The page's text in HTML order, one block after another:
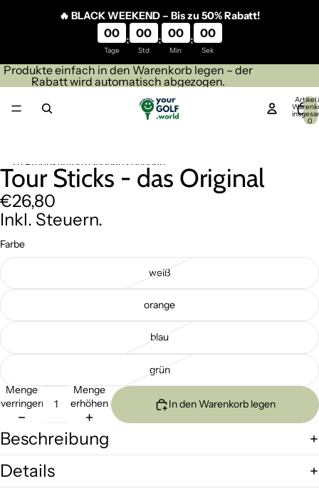
🔥 BLACK WEEKEND – Bis zu 50% Rabatt!
00
Tage
: 00
Std
: 00
Min
: 00
Sek
Produkte einfach in den Warenkorb legen – der
Rabatt wird automatisch abgezogen.
Artikel
0
Zu Produktinformationen springen
Bild
im
Vollbildmodus
öffnen
Tour Sticks - das Original
€26,80
Inkl. Steuern.
Farbe
weiß
orange
blau
grün
Menge
verringern
Menge
erhöhen
In den Warenkorb legen
Beschreibung
Details